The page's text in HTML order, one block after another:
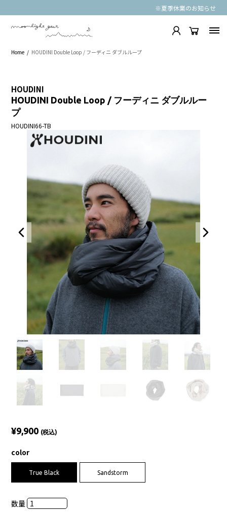
※夏季休業のお知らせ
Home HOUDINI Double Loop / フーディニ ダブルループ
HOUDINI
HOUDINI Double Loop / フーディニ ダブルルー
プ
HOUDINI66-TB
¥9,900 (税込)
color
True Black Sandstorm
数量